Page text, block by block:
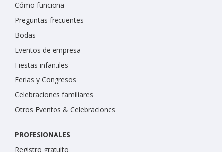
Cómo funciona
Preguntas frecuentes
Bodas
Eventos de empresa
Fiestas infantiles
Ferias y Congresos
Celebraciones familiares
Otros Eventos & Celebraciones
PROFESIONALES
Registro gratuito